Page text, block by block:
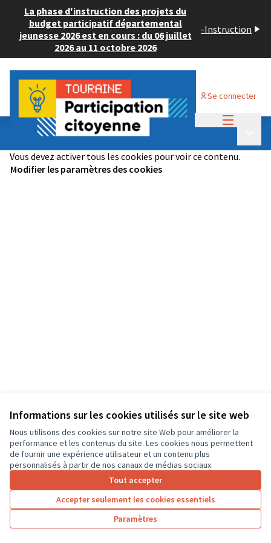
Informations sur les cookies utilisés sur le site web
Nous utilisons des cookies sur notre site Web pour améliorer la
performance et les contenus du site. Les cookies nous permettent
de fournir une expérience utilisateur et un contenu plus
personnalisés à partir de nos canaux de médias sociaux.
Tout accepter
Accepter seulement les cookies essentiels
Paramètres
La phase d'instruction des projets du
budget participatif départemental
jeunesse 2026 est en cours : du 06 juillet
2026 au 11 octobre 2026
-Instruction
Se connecter
Budget Participatif ADULTE 2024
🏆Les projets lauréats
Vous devez activer tous les cookies pour voir ce contenu.
Modifier les paramètres des cookies
Conditions d'utilisation
Paramètres des cookies
CD37 sur X
(Lien externe)
CD37 sur Facebook
CD37 sur Instagram
CD37 sur YouTube
(Lien externe)
Site réalisé grâce aulogiciel libre Decidim .
Licence
(Lien